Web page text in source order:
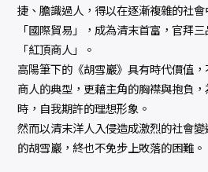
捷、膽識過人，得以在逐漸複雜的社
「國際貿易」，成為清末首富，官拜
「紅頂商人」。
高陽筆下的《胡雪巖》具有時代價值
商人的典型，更藉主角的胸襟與抱負
時，自我期許的理想形象。
然而以清末洋人入侵造成激烈的社會
的胡雪巖，終也不免步上敗落的困難。